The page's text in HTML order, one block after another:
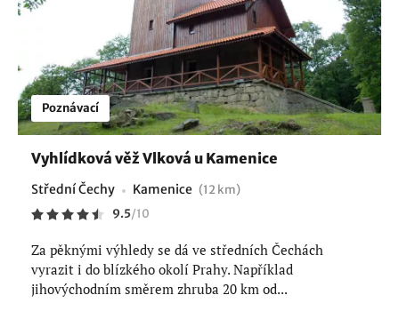
Poznávací
Vyhlídková věž Vlková u Kamenice
Střední Čechy Kamenice (12 km)
9.5/10
Za pěknými výhledy se dá ve středních Čechách
vyrazit i do blízkého okolí Prahy. Například
jihovýchodním směrem zhruba 20 km od...